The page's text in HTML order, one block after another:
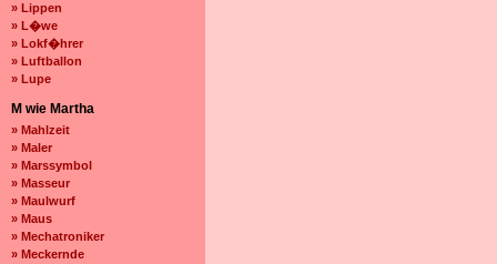
» Lippen
» L�we
» Lokf�hrer
» Luftballon
» Lupe
M wie Martha
» Mahlzeit
» Maler
» Marssymbol
» Masseur
» Maulwurf
» Maus
» Mechatroniker
» Meckernde